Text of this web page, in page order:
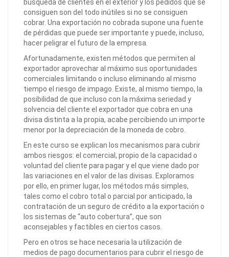
búsqueda de clientes en el exterior y los pedidos que se
consiguen son del todo inútiles si no se consiguen
cobrar. Una exportación no cobrada supone una fuente
de pérdidas que puede ser importante y puede, incluso,
hacer peligrar el futuro de la empresa.
Afortunadamente, existen métodos que permiten al
exportador aprovechar al máximo sus oportunidades
comerciales limitando o incluso eliminando al mismo
tiempo el riesgo de impago. Existe, al mismo tiempo, la
posibilidad de que incluso con la máxima seriedad y
solvencia del cliente el exportador que cobra en una
divisa distinta a la propia, acabe percibiendo un importe
menor por la depreciación de la moneda de cobro.
En este curso se explican los mecanismos para cubrir
ambos riesgos: el comercial, propio de la capacidad o
voluntad del cliente para pagar y el que viene dado por
las variaciones en el valor de las divisas. Exploramos
por ello, en primer lugar, los métodos más simples,
tales como el cobro total o parcial por anticipado, la
contratación de un seguro de crédito a la exportación o
los sistemas de “auto cobertura”, que son
aconsejables y factibles en ciertos casos.
Pero en otros se hace necesaria la utilización de
medios de pago documentarios para cubrir el riesgo de